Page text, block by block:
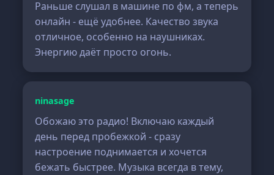
Раньше слушал в машине по фм, а теперь
онлайн - ещё удобнее. Качество звука
отличное, особенно на наушниках.
Энергию даёт просто огонь.
ninasage
Обожаю это радио! Включаю каждый
день перед пробежкой - сразу
настроение поднимается и хочется
бежать быстрее. Музыка всегда в тему,